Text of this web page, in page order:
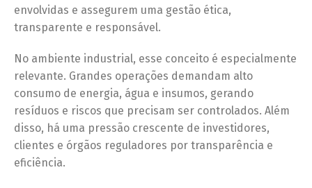
envolvidas e assegurem uma gestão ética,
transparente e responsável.
No ambiente industrial, esse conceito é especialmente
relevante. Grandes operações demandam alto
consumo de energia, água e insumos, gerando
resíduos e riscos que precisam ser controlados. Além
disso, há uma pressão crescente de investidores,
clientes e órgãos reguladores por transparência e
eficiência.